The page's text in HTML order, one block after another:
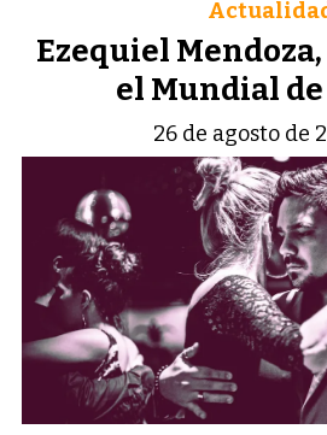
Ezequiel
el Mundial
26 de agosto de